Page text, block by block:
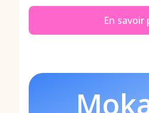
En savoir